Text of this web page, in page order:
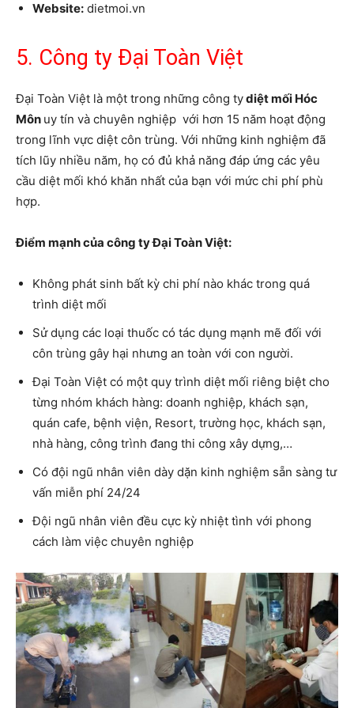
Website: dietmoi.vn
5. Công ty Đại Toàn Việt
Đại Toàn Việt là một trong những công tydiệt mối Hóc
Môn uy tín và chuyên nghiệp với hơn 15 năm hoạt động
trong lĩnh vực diệt côn trùng. Với những kinh nghiệm đã
tích lũy nhiều năm, họ có đủ khả năng đáp ứng các yêu
cầu diệt mối khó khăn nhất của bạn với mức chi phí phù
hợp.
Điểm mạnh của công ty Đại Toàn Việt:
Không phát sinh bất kỳ chi phí nào khác trong quá
trình diệt mối
Sử dụng các loại thuốc có tác dụng mạnh mẽ đối với
côn trùng gây hại nhưng an toàn với con người.
Đại Toàn Việt có một quy trình diệt mối riêng biệt cho
từng nhóm khách hàng: doanh nghiệp, khách sạn,
quán cafe, bệnh viện, Resort, trường học, khách sạn,
nhà hàng, công trình đang thi công xây dựng,…
Có đội ngũ nhân viên dày dặn kinh nghiệm sẵn sàng tư
vấn miễn phí 24/24
Đội ngũ nhân viên đều cực kỳ nhiệt tình với phong
cách làm việc chuyên nghiệp